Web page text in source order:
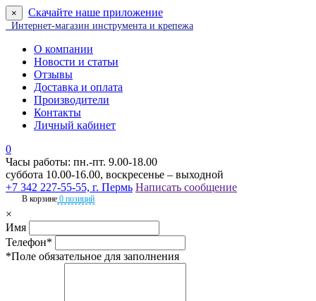
× Скачайте наше приложение
Интернет-магазин инструмента и крепежа
О компании
Новости и статьи
Отзывы
Доставка и оплата
Производители
Контакты
Личный кабинет
0
Часы работы: пн.-пт. 9.00-18.00
суббота 10.00-16.00, воскресенье – выходной
+7 342 227-55-55, г. Пермь Написать сообщение
В корзине 0 позиций
×
Имя
Телефон*
*Поле обязательное для заполнения